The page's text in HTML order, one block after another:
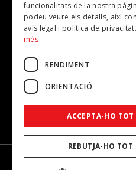
Correu electrònic*
Accepto lapolítica de privacitat
© 2026 - Dona Secret -
funcionalitats de la nostra
podeu veure els detalls, així
avís legal i política de privacitat.
més
RENDIMENT
ORIENTACIÓ
ACCEPTA-HO TOT
REBUTJA-HO TOT